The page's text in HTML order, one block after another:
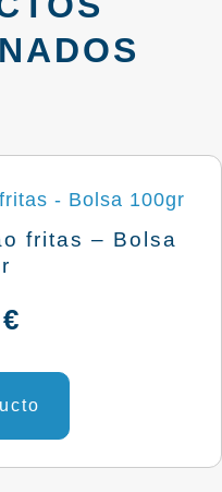
fritas – Bolsa
€